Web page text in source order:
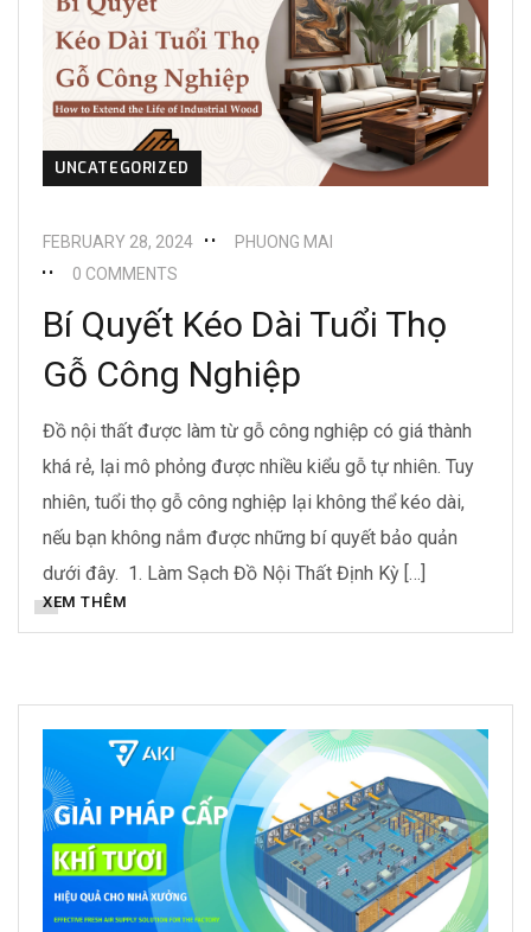
UNCATEGORIZED
FEBRUARY 28, 2024
PHUONG MAI
0 COMMENTS
Bí Quyết Kéo Dài Tuổi Thọ
Gỗ Công Nghiệp
Đồ nội thất được làm từ gỗ công nghiệp có giá thành
khá rẻ, lại mô phỏng được nhiều kiểu gỗ tự nhiên. Tuy
nhiên, tuổi thọ gỗ công nghiệp lại không thể kéo dài,
nếu bạn không nắm được những bí quyết bảo quản
dưới đây. 1. Làm Sạch Đồ Nội Thất Định Kỳ […]
XEM THÊM